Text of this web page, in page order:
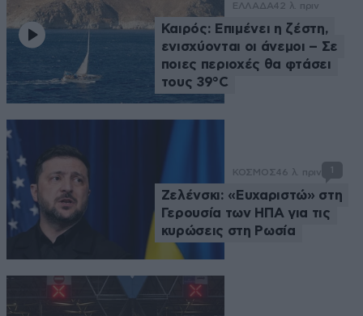
ΕΛΛΑΔΑ42 λ. πριν
Καιρός: Επιμένει η ζέστη,
ενισχύονται οι άνεμοι – Σε
ποιες περιοχές θα φτάσει
τους 39°C
ΚΟΣΜΟΣ46 λ. πριν 1
Ζελένσκι: «Ευχαριστώ» στη
Γερουσία των ΗΠΑ για τις
κυρώσεις στη Ρωσία